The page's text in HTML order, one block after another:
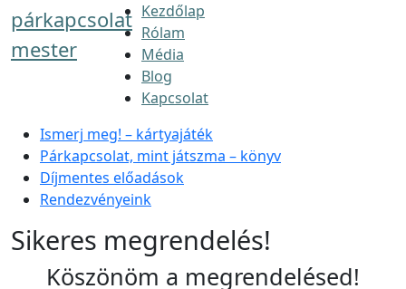
párkapcsolat
mester
Kezdőlap
Rólam
Média
Blog
Kapcsolat
Ismerj meg! – kártyajáték
Párkapcsolat, mint játszma – könyv
Díjmentes előadások
Rendezvényeink
Sikeres megrendelés!
Köszönöm a megrendelésed!